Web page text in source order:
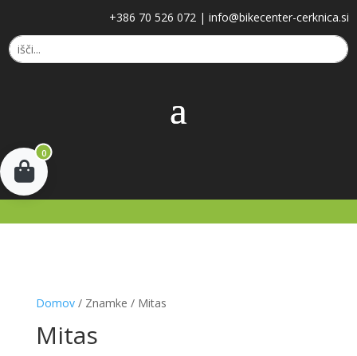
+386 70 526 072 | info@bikecenter-cerknica.si
0
Domov/ Znamke / Mitas
Mitas